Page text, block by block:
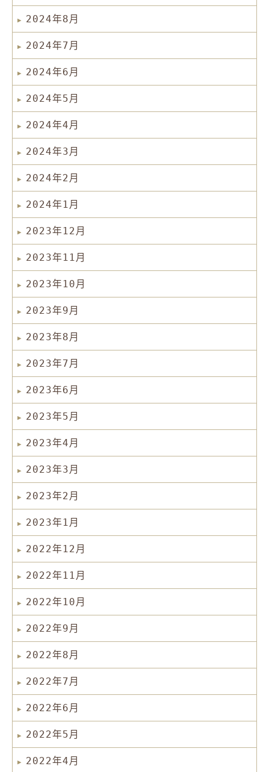
2024年8月
2024年7月
2024年6月
2024年5月
2024年4月
2024年3月
2024年2月
2024年1月
2023年12月
2023年11月
2023年10月
2023年9月
2023年8月
2023年7月
2023年6月
2023年5月
2023年4月
2023年3月
2023年2月
2023年1月
2022年12月
2022年11月
2022年10月
2022年9月
2022年8月
2022年7月
2022年6月
2022年5月
2022年4月